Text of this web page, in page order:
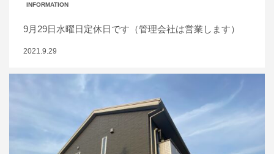
INFORMATION
9月29日水曜日定休日です（管理会社は営業します）
2021.9.29